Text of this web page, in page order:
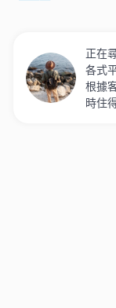
正在
各式
根據
時住